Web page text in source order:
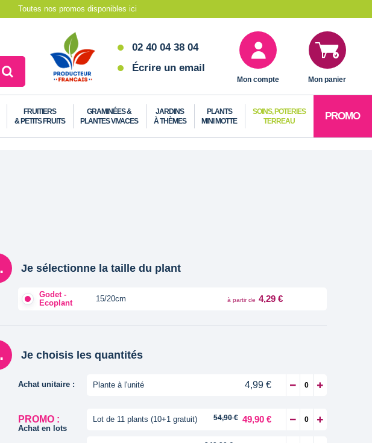
Toutes nos promos disponibles ici
02 40 04 38 04
Écrire un email
Mon compte Mon panier
FRUITIERS
& PETITS FRUITS
GRAMINÉES &
PLANTES VIVACES
JARDINS
À THÈMES
PLANTS
MINI MOTTE
SOINS, POTERIES
TERREAU
PROMO
Je sélectionne la taille du plant
Godet -
Ecoplant
15/20cm à partir de 4,29 €
Je choisis les quantités
Achat unitaire : Plante à l'unité 4,99 €
PROMO :
Achat en lots
Lot de 11 plants (10+1 gratuit) 54,90 € 49,90 €